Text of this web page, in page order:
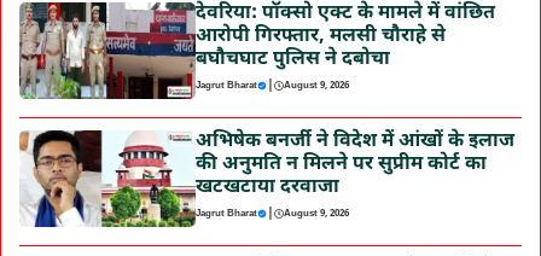
देवरिया: पॉक्सो एक्ट के मामले में वांछित
आरोपी गिरफ्तार, मलसी चौराहे से
बघौचघाट पुलिस ने दबोचा
Jagrut Bharat | August 9, 2026
अभिषेक बनर्जी ने विदेश में आंखों के इलाज
की अनुमति न मिलने पर सुप्रीम कोर्ट का
खटखटाया दरवाजा
Jagrut Bharat | August 9, 2026